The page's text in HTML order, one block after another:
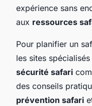
expérience sans
aux ressources
Pour planifier un
les sites
sécurité safari
des conseils
prévention safari